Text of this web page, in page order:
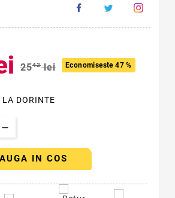
2542 lei Economiseste 47 %
LA DORINTE
IN COS